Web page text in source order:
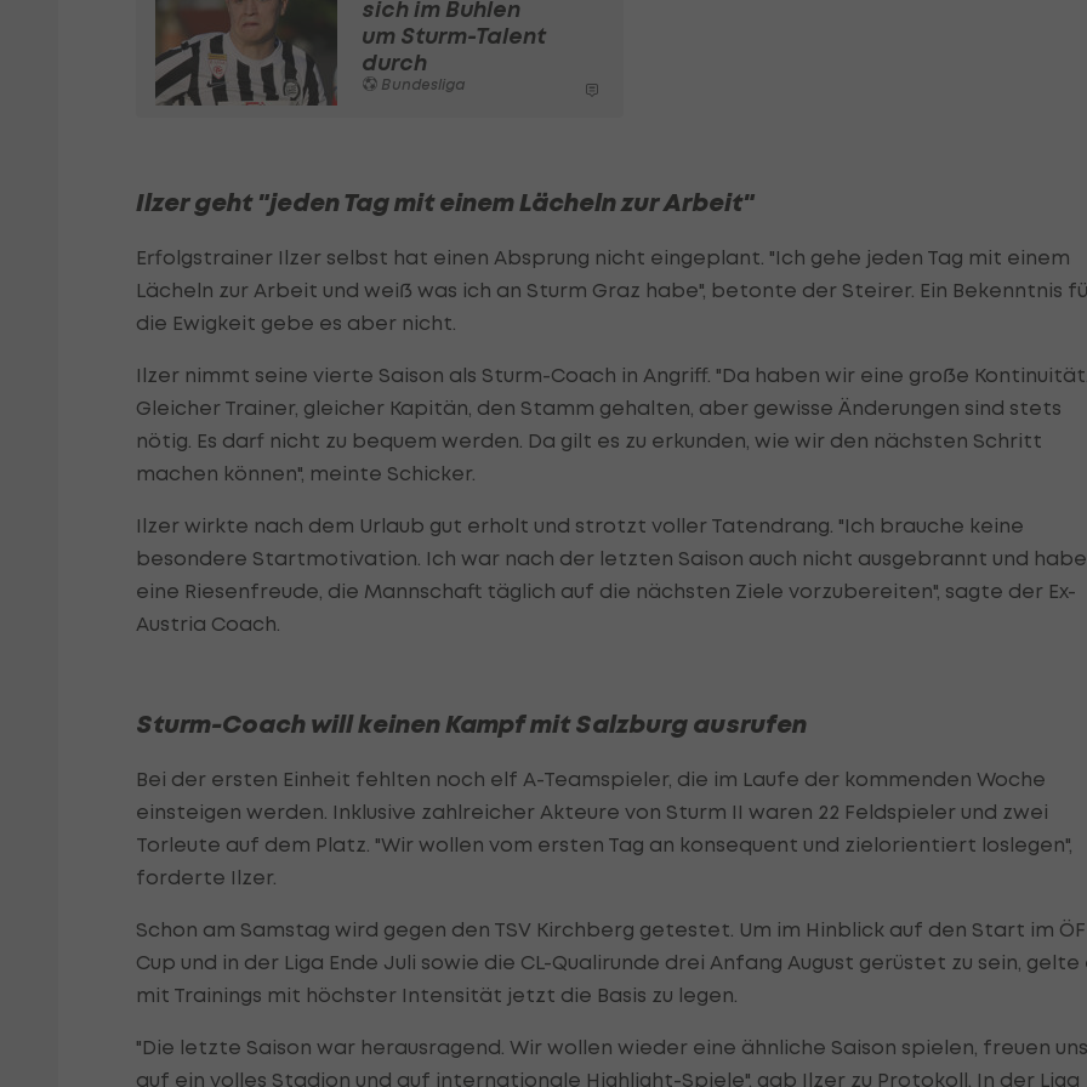
sich im Buhlen
um Sturm-Talent
durch
Bundesliga
Ilzer geht "jeden Tag mit einem Lächeln zur Arbeit"
Erfolgstrainer Ilzer selbst hat einen Absprung nicht eingeplant. "Ich gehe jeden Tag mit einem
Lächeln zur Arbeit und weiß was ich an Sturm Graz habe", betonte der Steirer. Ein Bekenntnis
die Ewigkeit gebe es aber nicht.
Ilzer nimmt seine vierte Saison als Sturm-Coach in Angriff. "Da haben wir eine große
Gleicher Trainer, gleicher Kapitän, den Stamm gehalten, aber gewisse Änderungen sind stets
nötig. Es darf nicht zu bequem werden. Da gilt es zu erkunden, wie wir den nächsten Schritt
machen können", meinte Schicker.
Ilzer wirkte nach dem Urlaub gut erholt und strotzt voller Tatendrang. "Ich brauche keine
besondere Startmotivation. Ich war nach der letzten Saison auch nicht ausgebrannt und habe
eine Riesenfreude, die Mannschaft täglich auf die nächsten Ziele vorzubereiten", sagte der Ex-
Austria Coach.
Sturm-Coach will keinen Kampf mit Salzburg ausrufen
Bei der ersten Einheit fehlten noch elf A-Teamspieler, die im Laufe der kommenden Woche
einsteigen werden. Inklusive zahlreicher Akteure von Sturm II waren 22 Feldspieler und zwei
Torleute auf dem Platz. "Wir wollen vom ersten Tag an konsequent und zielorientiert loslegen",
forderte Ilzer.
Schon am Samstag wird gegen den TSV Kirchberg getestet. Um im Hinblick auf den Start im
Cup und in der Liga Ende Juli sowie die CL-Qualirunde drei Anfang August gerüstet zu sein, gelte
mit Trainings mit höchster Intensität jetzt die Basis zu legen.
"Die letzte Saison war herausragend. Wir wollen wieder eine ähnliche Saison spielen, freuen uns
auf ein volles Stadion und auf internationale Highlight-Spiele", gab Ilzer zu Protokoll. In der Liga